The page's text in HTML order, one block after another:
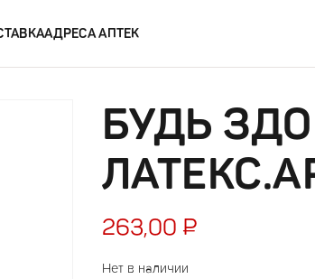
АДРЕСА АПТЕК
БУДЬ
263,00 ₽
Нет в наличии